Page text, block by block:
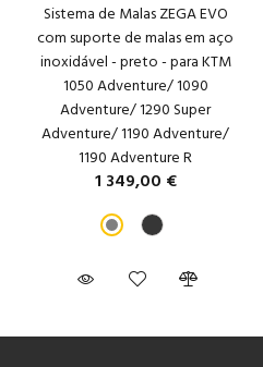
Sistema de Malas ZEGA EVO
com suporte de malas em aço
inoxidável - preto - para KTM
1050 Adventure/ 1090
Adventure/ 1290 Super
Adventure/ 1190 Adventure/
1190 Adventure R
1 349,00 €